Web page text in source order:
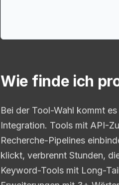
Wie finde ich
Bei der Tool-Wahl kommt
Integration. Tools mit API-
Recherche-Pipelines
klickt, verbrennt Stunden,
Keyword-Tools mit Long-